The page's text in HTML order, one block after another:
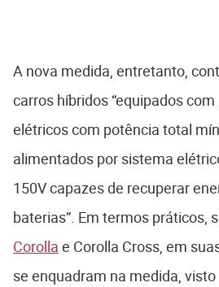
A nova medida, entretanto,
carros híbridos “equipados
elétricos com potência total
alimentados por sistema
150V capazes de recuperar
baterias”. Em termos práticos,
Corolla e Corolla Cross, em
se enquadram na medida,